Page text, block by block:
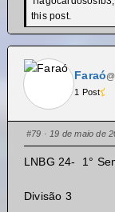
this post.
Faraó
1 Post
#79 · 19 de maio de
LNBG 24- 1°
Divisão 3